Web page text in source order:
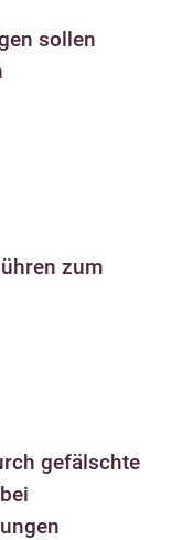
sollen
zum
gefälschte